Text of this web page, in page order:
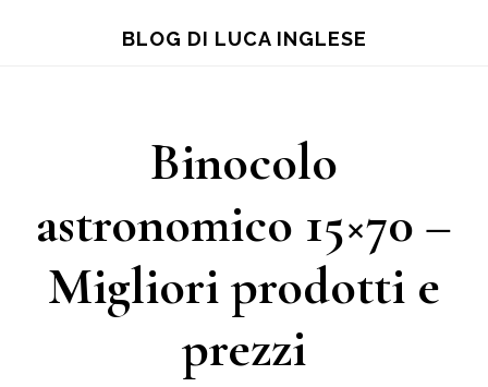
BLOG DI LUCA INGLESE
Binocolo
astronomico 15×70 –
Migliori prodotti e
prezzi